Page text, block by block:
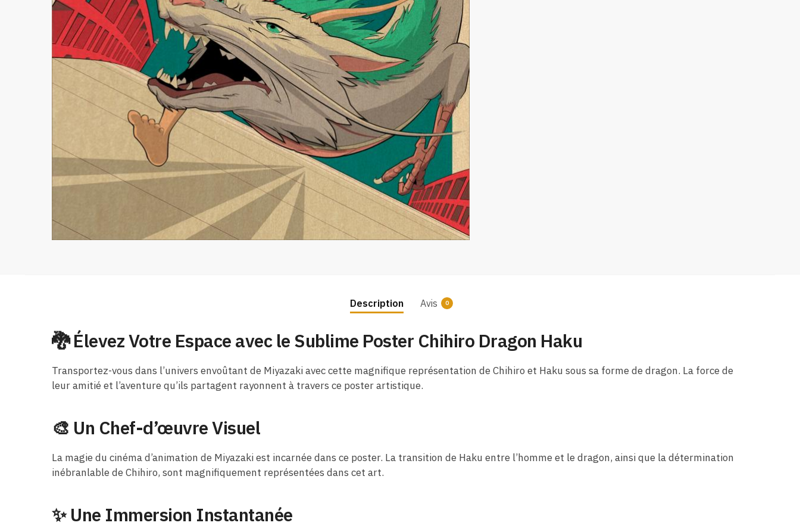
Description Avis 0
🐉 Élevez Votre Espace avec le Sublime Poster Chihiro Dragon Haku
Transportez-vous dans l’univers envoûtant de Miyazaki avec cette magnifique représentation de Chihiro et Haku sous sa forme de dragon. La force de
leur amitié et l’aventure qu’ils partagent rayonnent à travers ce poster artistique.
🎨 Un Chef-d’œuvre Visuel
La magie du cinéma d’animation de Miyazaki est incarnée dans ce poster. La transition de Haku entre l’homme et le dragon, ainsi que la détermination
inébranlable de Chihiro, sont magnifiquement représentées dans cet art.
✨ Une Immersion Instantanée